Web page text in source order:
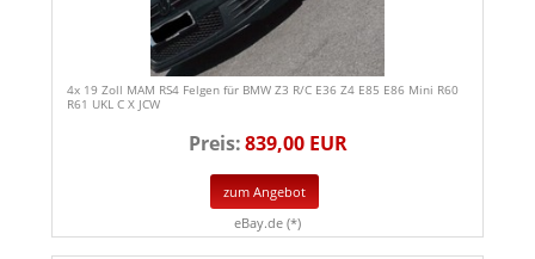
4x 19 Zoll MAM RS4 Felgen für BMW Z3 R/C E36 Z4 E85 E86 Mini R60
R61 UKL C X JCW
Preis:839,00 EUR
zum Angebot
eBay.de (*)